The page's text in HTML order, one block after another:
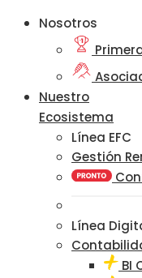
Nosotros
Nuestro
Ecosistema
Línea EFC
Gestión
Línea
BI